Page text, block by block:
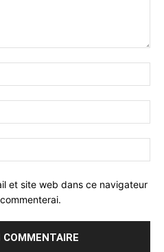
et site web dans ce navigateur